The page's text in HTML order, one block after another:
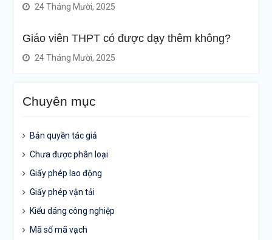
24 Tháng Mười, 2025
Giáo viên THPT có được dạy thêm không?
24 Tháng Mười, 2025
Chuyên mục
Bản quyền tác giả
Chưa được phân loại
Giấy phép lao động
Giấy phép vận tải
Kiểu dáng công nghiệp
Mã số mã vạch